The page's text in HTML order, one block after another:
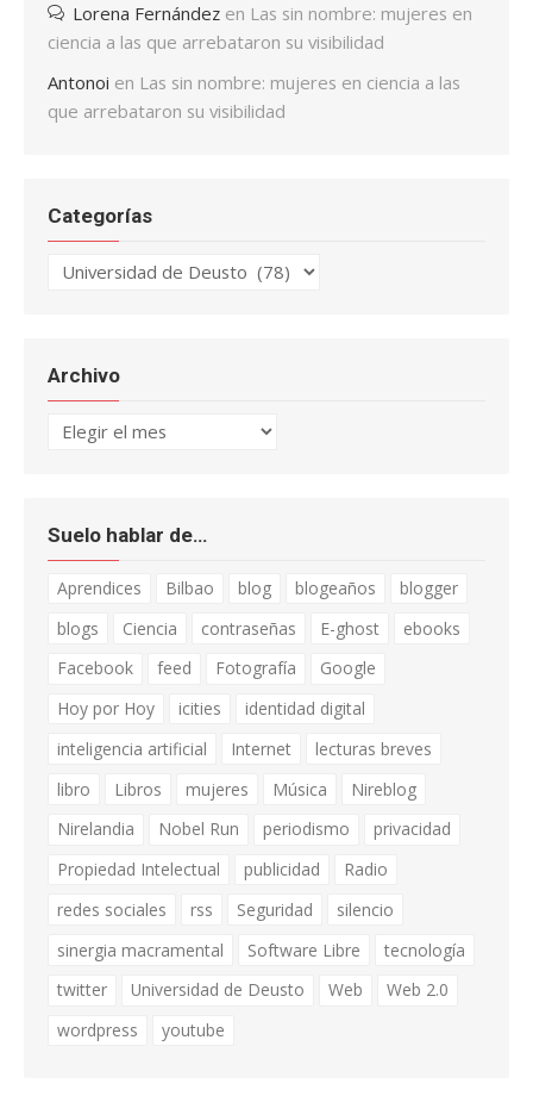
Lorena Fernández en Las sin nombre: mujeres en
ciencia a las que arrebataron su visibilidad
Antonoi en Las sin nombre: mujeres en ciencia a las
que arrebataron su visibilidad
Categorías
Categorías
Archivo
Archivo
Suelo hablar de…
Aprendices Bilbao blog blogeaños
blogger
blogs
Ciencia contraseñas E-ghost
ebooks
Facebook
feed Fotografía
Google
Hoy por Hoy
icities
identidad digital
inteligencia artificial
Internet
lecturas breves
libro
Libros mujeres Música
Nireblog
Nirelandia
Nobel Run periodismo
privacidad
Propiedad Intelectual
publicidad
Radio
redes sociales
rss Seguridad
silencio
sinergia macramental
Software Libre
tecnología
twitter
Universidad de Deusto Web
Web 2.0
wordpress
youtube